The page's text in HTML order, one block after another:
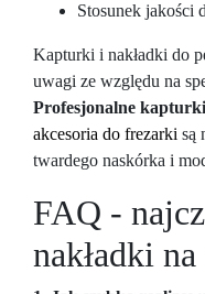
Stosunek jakości
Kapturki i nakładki do
uwagi ze względu na
Profesjonalne
akcesoria do frezarki są
twardego naskórka i
FAQ -
nakładki